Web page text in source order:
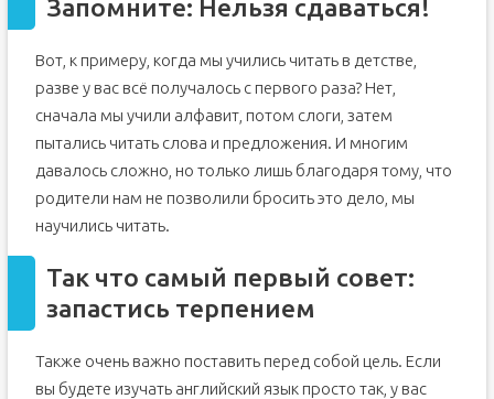
Let me speak from my heart
залог вашего успеха.
2. В первую очередь учите коммуникативные, или
3. Выбирайте учебники для русскоговорящих
учащихся
4. Изучайте все аспекты языка
5. Если собираетесь учить английский язык
7. Никогда не учите слова по карточкам, отдельно, в
отрыве от контекста
8. Все грамматические упражнения и тесты
9. Не ленитесь возвращаться к пройденному
материалу спустя какое-то время
Запомните: Нельзя сдаваться!
Вот, к примеру, когда мы учились читать в детстве,
разве у вас всё получалось с первого раза? Нет,
сначала мы учили алфавит, потом слоги, затем
пытались читать слова и предложения. И многим
давалось сложно, но только лишь благодаря тому, что
родители нам не позволили бросить это дело, мы
научились читать.
Так что самый первый совет:
запастись терпением
Также очень важно поставить перед собой цель. Если
вы будете изучать английский язык просто так, у вас